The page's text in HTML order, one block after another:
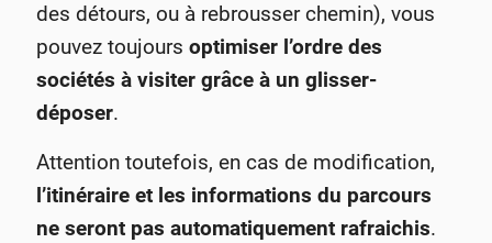
des détours, ou à rebrousser chemin), vous
pouvez toujoursoptimiser l’ordre des
sociétés à visiter grâce à un glisser-
déposer.
Attention toutefois, en cas de modification,
l’itinéraire et les informations du parcours
ne seront pas automatiquement rafraichis.